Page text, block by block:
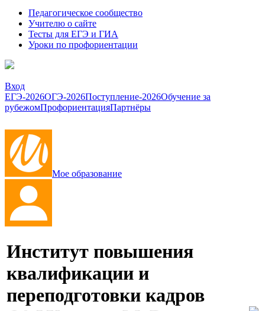
Педагогическое сообщество
Учителю о сайте
Тесты для ЕГЭ и ГИА
Уроки по профориентации
Вход
ЕГЭ-2026ОГЭ-2026Поступление-2026Обучение за
рубежомПрофориентацияПартнёры
Мое образование
Институт повышения
квалификации и
переподготовки кадров